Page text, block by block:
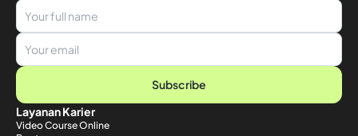
Subscribe
Layanan Karier
Video Course Online